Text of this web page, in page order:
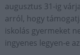
augusztus 31-ig
arról, hogy
iskolás gyermeket
ingyenes legyen-e